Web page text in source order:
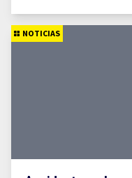
NOTICIAS